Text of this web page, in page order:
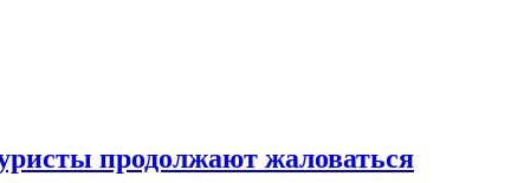
продолжают жаловаться